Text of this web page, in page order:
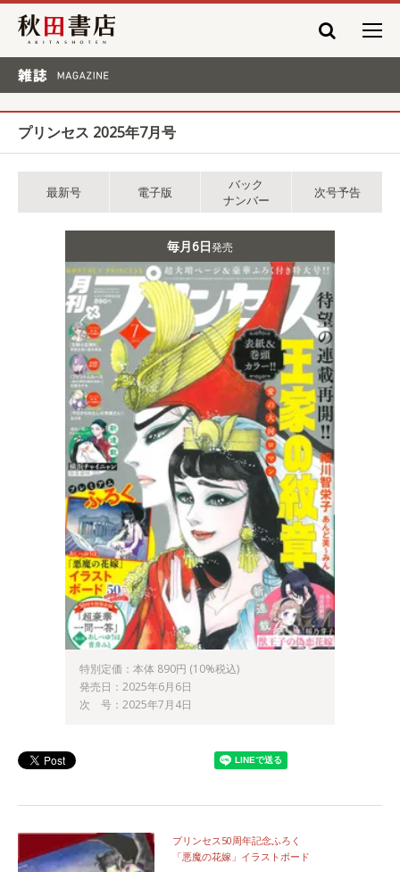
秋田書店
プリンセス 2025年7月号
最新号 電子版
バック
ナンバー
次号予告
毎月6日発売
特別定価：本体 890円 (10%税込)
発売日：2025年6月6日
次 号：2025年7月4日
プリンセス50周年記念ふろく
「悪魔の花嫁」イラストボード